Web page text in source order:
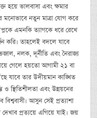
হয়ে ভালবাসা এবং ক্ষমার
মনোভাবে নতুন মাত্রা যোগ করে
এমনকি ত্যাগকে ধরে রেখে
করি। তাহলেই বদলে যাবে
নলক, দূর্নীতি এবং নৈরাজ্য
গেলে হয়তো আগামী ২১ বা
যাবে তার উদীয়মান কাঙ্খিত
ও স্থিতিশীলতা এবং উন্নয়নের
আসুন সেই প্রত্যাশা
প্রত্যয়ে এগিয়ে যাই। জয়